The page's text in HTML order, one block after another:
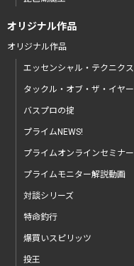
オリジナル作品
オリジナル作品
エッセンシャル・テクニクス
タックル・オブ・ザ・イヤー
バスプロの掟
プライムNEWS!
プライムオンラインセミナー
プライムモニター解説動画
対談シリーズ
特命釣行
爆買いスピリッツ
投王